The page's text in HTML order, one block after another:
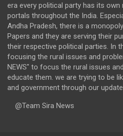
era every political party has its own
portals throughout the India.
Andha Pradesh, there is a
Papers and they are serving their
their respective political parties. In
focusing the rural issues and
NEWS" to focus the rural issues
educate them. we are trying to be
and government through our
@Team Sira News